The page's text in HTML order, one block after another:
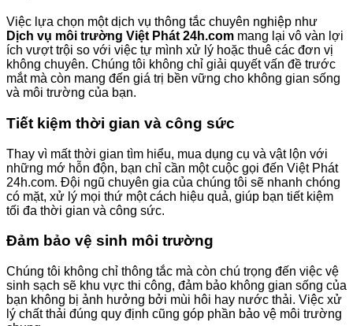
Việc lựa chọn một dịch vụ thông tắc chuyên nghiệp như
Dịch vụ môi trường Việt Phát 24h.com mang lại vô vàn lợi
ích vượt trội so với việc tự mình xử lý hoặc thuê các đơn vị
không chuyên. Chúng tôi không chỉ giải quyết vấn đề trước
mắt mà còn mang đến giá trị bền vững cho không gian sống
và môi trường của bạn.
Tiết kiệm thời gian và công sức
Thay vì mất thời gian tìm hiểu, mua dụng cụ và vật lộn với
những mớ hỗn độn, bạn chỉ cần một cuộc gọi đến Việt Phát
24h.com. Đội ngũ chuyên gia của chúng tôi sẽ nhanh chóng
có mặt, xử lý mọi thứ một cách hiệu quả, giúp bạn tiết kiệm
tối đa thời gian và công sức.
Đảm bảo vệ sinh môi trường
Chúng tôi không chỉ thông tắc mà còn chú trọng đến việc vệ
sinh sạch sẽ khu vực thi công, đảm bảo không gian sống của
bạn không bị ảnh hưởng bởi mùi hôi hay nước thải. Việc xử
lý chất thải đúng quy định cũng góp phần bảo vệ môi trường